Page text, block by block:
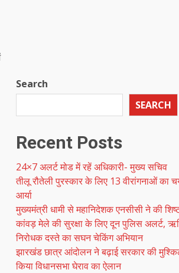
Search
SEARCH
Recent Posts
24×7 अलर्ट मोड में रहें अधिकारी- मुख्य सचिव
तीलू रौतेली पुरस्कार के लिए 13 वीरांगनाओं का
आर्या
मुख्यमंत्री धामी से महानिदेशक एनसीसी ने की
कांवड़ मेले की सुरक्षा के लिए दून पुलिस अलर्ट,
निरोधक दस्ते का सघन चेकिंग अभियान
झारखंड छात्र आंदोलन ने बढ़ाई सरकार की
किया विधानसभा घेराव का ऐलान